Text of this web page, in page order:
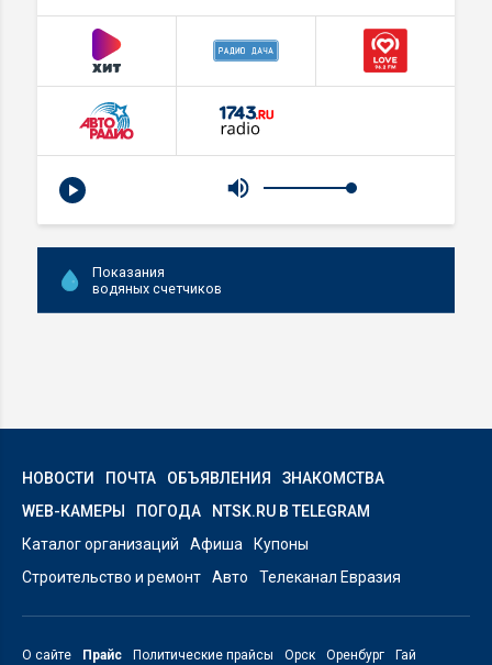
Показания
водяных счетчиков
НОВОСТИ ПОЧТА ОБЪЯВЛЕНИЯ
ЗНАКОМСТВА
WEB-КАМЕРЫ
ПОГОДА
NTSK.RU В TELEGRAM
Каталог организаций
Афиша
Купоны
Строительство и ремонт
Авто Телеканал Евразия
О сайте Прайс Политические прайсы Орск Оренбург Гай